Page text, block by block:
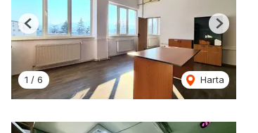
1 / 6 Harta
Previous Next